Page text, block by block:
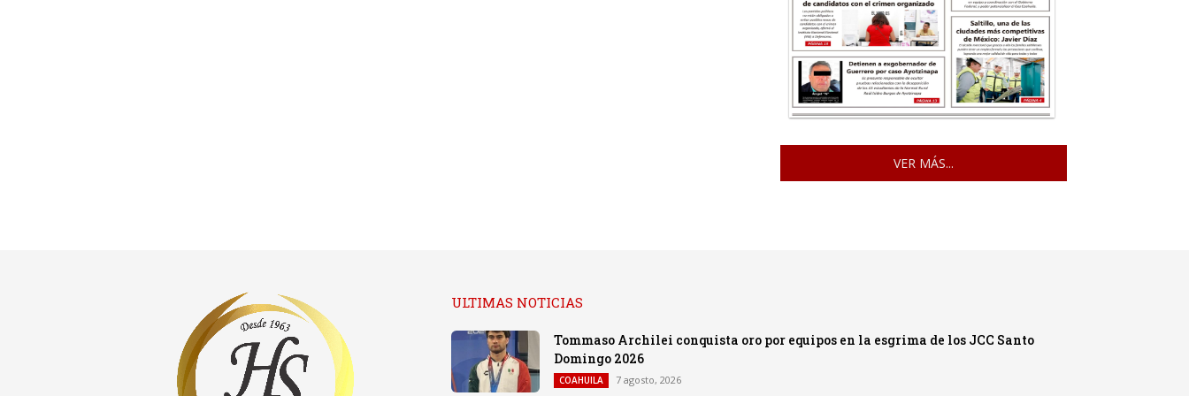
VER MÁS...
ULTIMAS NOTICIAS
Tommaso Archilei conquista oro por equipos en la esgrima de los JCC Santo
Domingo 2026
COAHUILA 7 agosto, 2026